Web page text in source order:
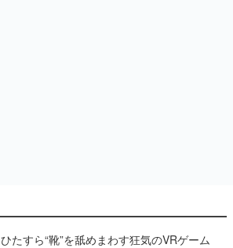
ひたすら“靴”を舐めまわす狂気のVRゲーム